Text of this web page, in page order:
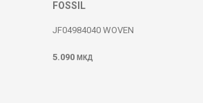
FOSSIL
JF04984040 WOVEN
5.090 МКД